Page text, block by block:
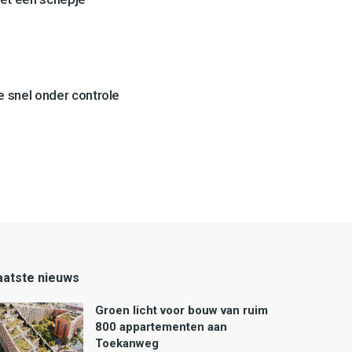
snel onder controle
nieuws
Groen licht voor bouw van ruim
800 appartementen aan
Toekanweg